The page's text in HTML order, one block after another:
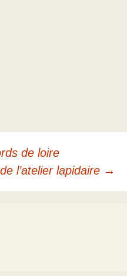
de loire
l’atelier lapidaire →